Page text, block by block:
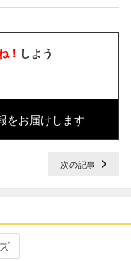
！ しよう
をお届けします
次の記事